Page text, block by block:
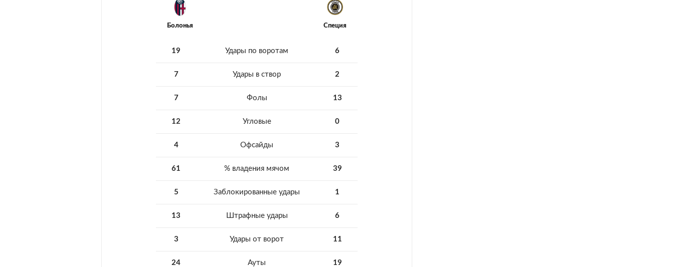
Болонья Специя
19 Удары по воротам 6
7 Удары в створ 2
7 Фолы 13
12 Угловые 0
4 Офсайды 3
61 % владения мячом 39
5 Заблокированные удары 1
13 Штрафные удары 6
3 Удары от ворот 11
24 Ауты 19